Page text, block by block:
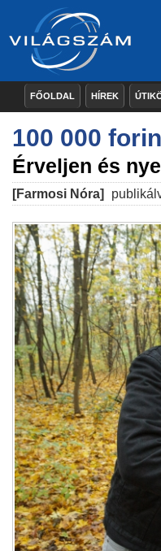
FŐOLDAL HÍREK
100 000
Érveljen és
[Farmosi Nóra]